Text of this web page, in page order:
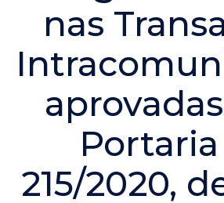
nas
Portaria
215/2020,